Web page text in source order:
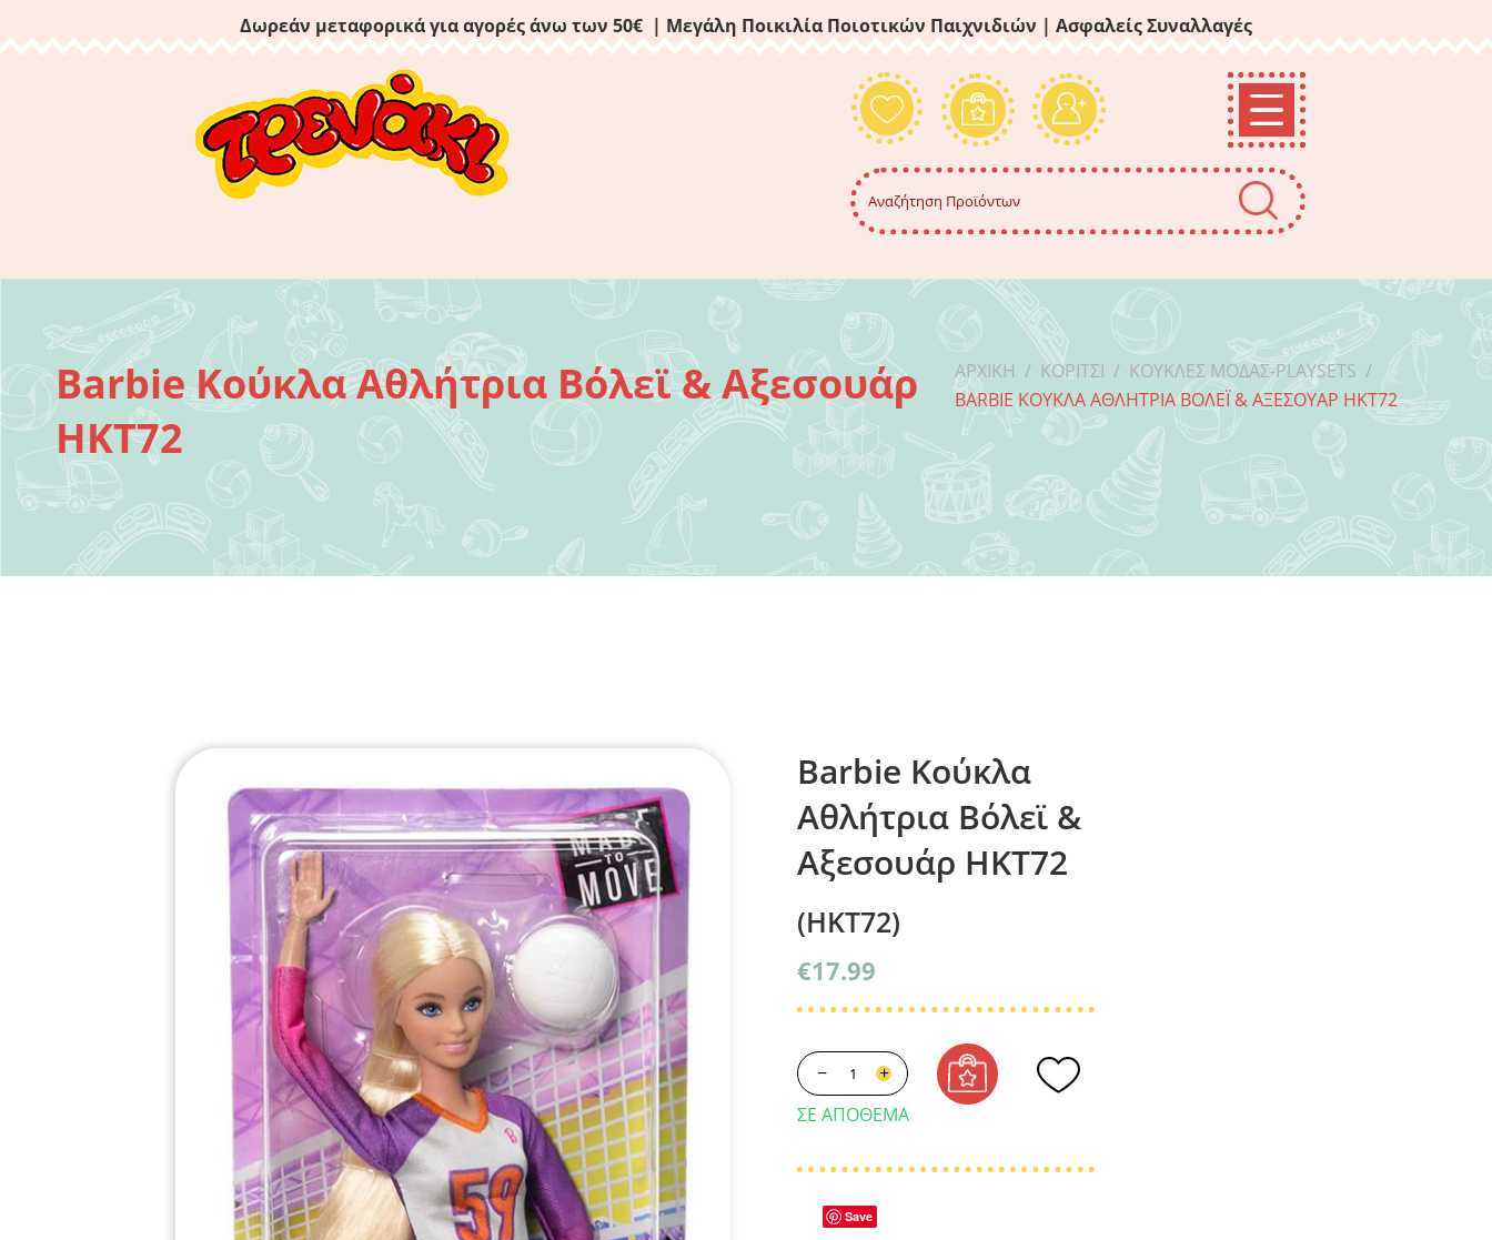
Δωρεάν μεταφορικά για αγορές άνω των 50€ | Μεγάλη Ποικιλία Ποιοτικών Παιχνιδιών | Ασφαλείς Συναλλαγές
Barbie Κούκλα Αθλήτρια Βόλεϊ & Αξεσουάρ
HKT72
ΑΡΧΙΚΉ / ΚΟΡΊΤΣΙ / ΚΟΎΚΛΕΣ ΜΌΔΑΣ-PLAYSETS /
BARBIE ΚΟΎΚΛΑ ΑΘΛΉΤΡΙΑ ΒΌΛΕΪ & ΑΞΕΣΟΥΆΡ HKT72
Barbie Κούκλα
Αθλήτρια Βόλεϊ &
Αξεσουάρ HKT72
(HKT72)
€17.99
+
−
ΣΕ ΑΠΌΘΕΜΑ
Save